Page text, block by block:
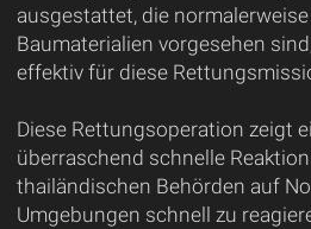
ausgestattet, die
Baumaterialien vorgesehen
effektiv für diese
Diese Rettungsoperation zeigt
überraschend schnelle
thailändischen Behörden auf
Umgebungen schnell zu